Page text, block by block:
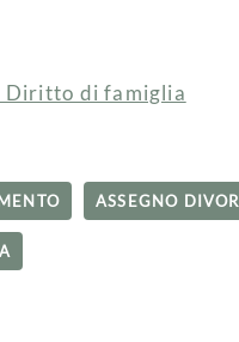
Diritto di famiglia
ASSEGNO